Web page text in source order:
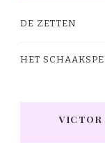
DE ZETTEN
HET
VICTOR